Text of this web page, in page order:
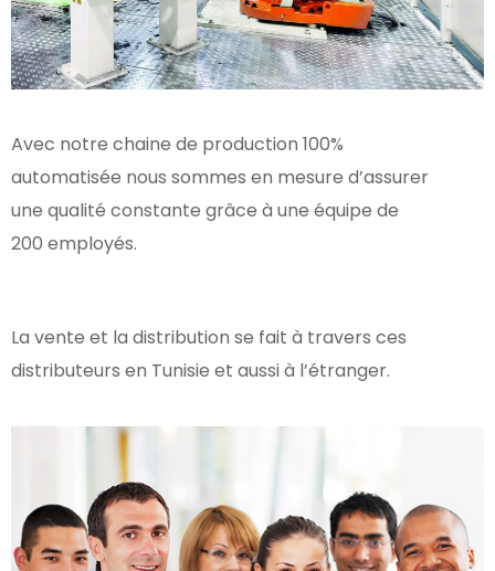
Avec notre chaine de production 100%
automatisée nous sommes en mesure d’assurer
une qualité constante grâce à une équipe de
200 employés.
La vente et la distribution se fait à travers ces
distributeurs en Tunisie et aussi à l’étranger.